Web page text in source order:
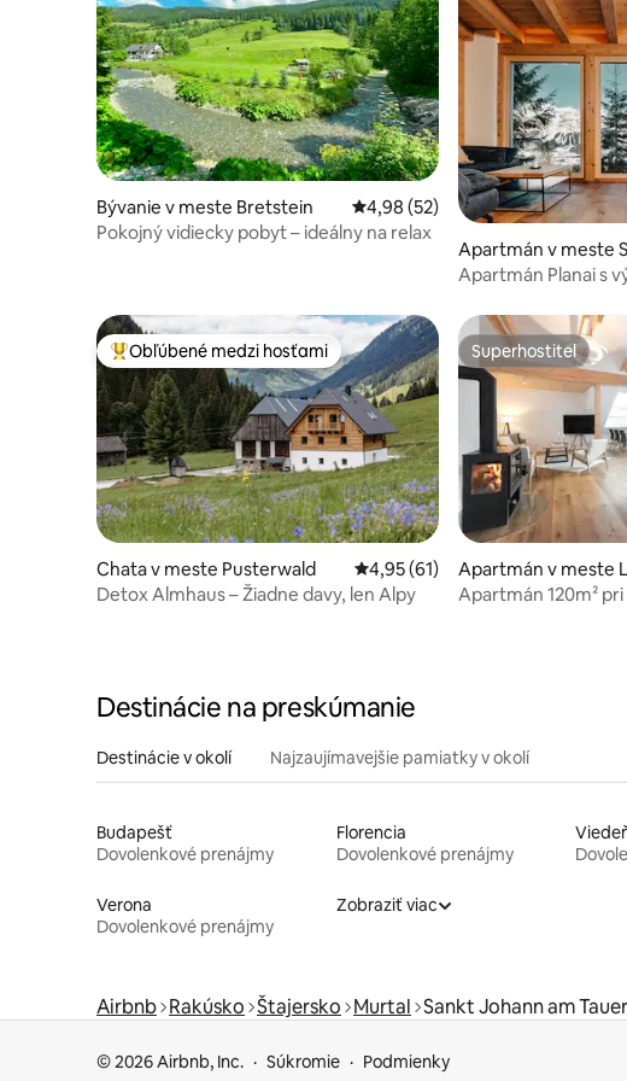
Bývanie v meste Bretstein Priemerné ohodnotenie 4,98 z
4,98 (52)
Pokojný vidiecky pobyt – ideálny na relax
Apartmán v meste
ng
Apartmán Planai s
Najobľúbenejšie medzi hosťami
Obľúbené medzi hosťami
Chata v meste Pusterwald Priemerné ohodnotenie 4,95 z
4,95 (61)
Detox Almhaus – Žiadne davy, len Alpy
Superhostiteľ
Superhostiteľ
Apartmán v meste
Apartmán 120m²
Destinácie na preskúmanie
Destinácie v okolí Najzaujímavejšie pamiatky v okolí
Budapešť
Dovolenkové prenájmy
Florencia
Dovolenkové prenájmy
Verona
Dovolenkové prenájmy
Zobraziť viac
Airbnb Rakúsko Štajersko Murtal Sankt Johann am
© 2026 Airbnb, Inc. Súkromie Podmienky